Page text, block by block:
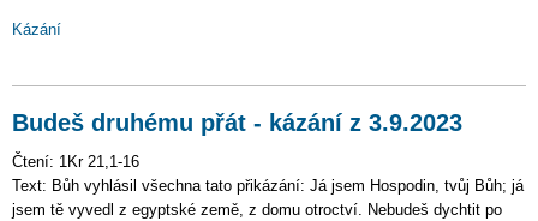
Kázání
Budeš druhému přát - kázání z 3.9.2023
Čtení: 1Kr 21,1-16
Text: Bůh vyhlásil všechna tato přikázání: Já jsem Hospodin, tvůj Bůh; já
jsem tě vyvedl z egyptské země, z domu otroctví. Nebudeš dychtit po